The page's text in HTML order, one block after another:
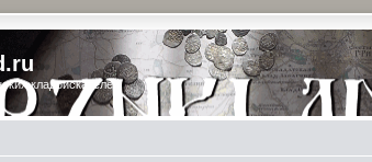
кладоискателей